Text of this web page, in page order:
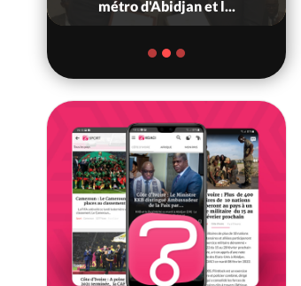
métro d'Abidjan et l...